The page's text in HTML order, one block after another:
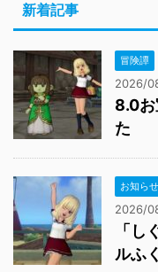
新着記事
冒険譚
2026/
8.0お
た
お知らせ
2026/
「し
ルふ